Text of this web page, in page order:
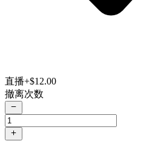
直播+$12.00
撤离次数